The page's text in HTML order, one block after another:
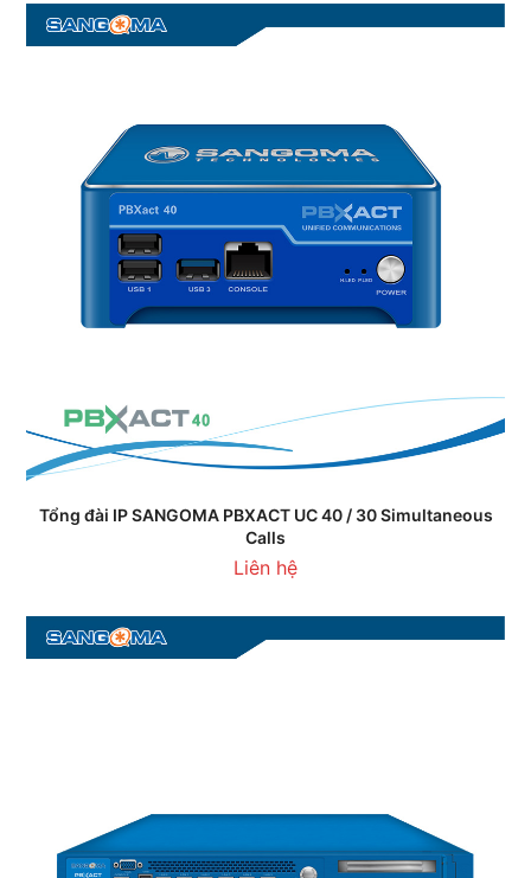
Tổng đài IP SANGOMA PBXACT UC 40 / 30 Simultaneous
Calls
Liên hệ